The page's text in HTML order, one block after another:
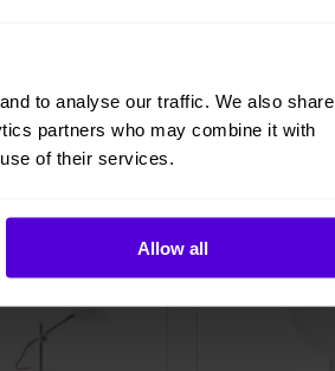
to analyse our traffic. We also share
partners who may combine it with
of their services.
Allow all